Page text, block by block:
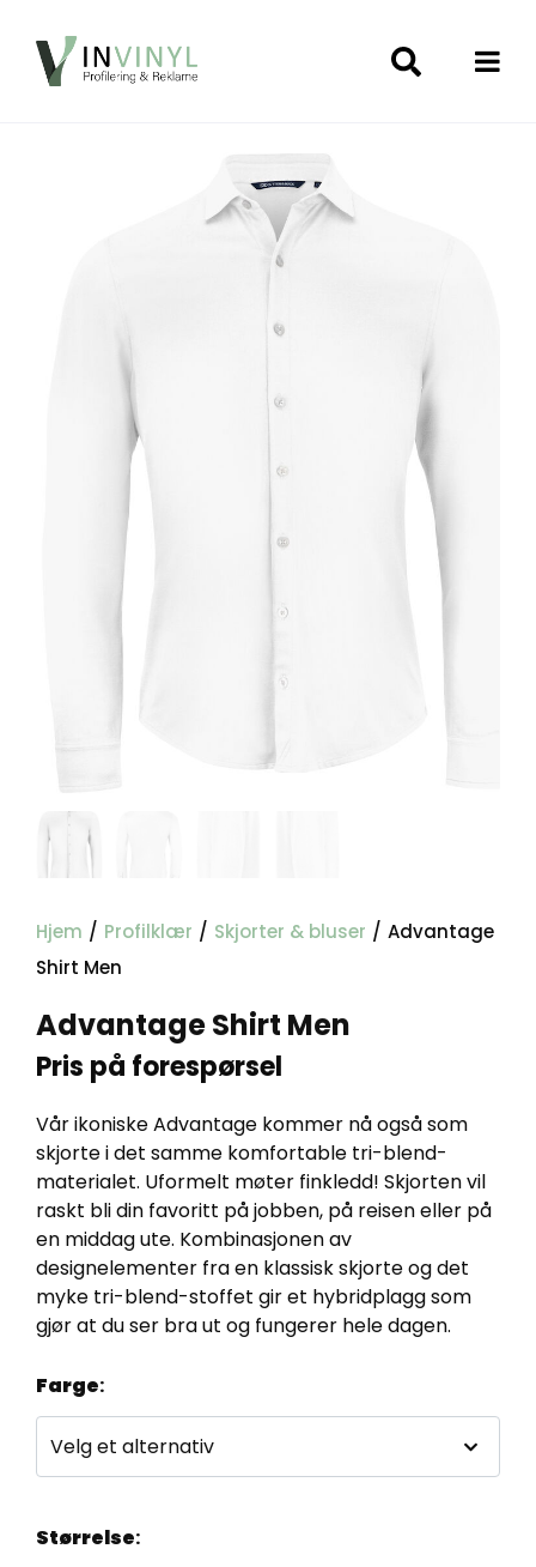
Hjem / Profilklær / Skjorter & bluser / Advantage
Shirt Men
Advantage Shirt Men
Pris på forespørsel
Vår ikoniske Advantage kommer nå også som
skjorte i det samme komfortable tri-blend-
materialet. Uformelt møter finkledd! Skjorten vil
raskt bli din favoritt på jobben, på reisen eller på
en middag ute. Kombinasjonen av
designelementer fra en klassisk skjorte og det
myke tri-blend-stoffet gir et hybridplagg som
gjør at du ser bra ut og fungerer hele dagen.
Farge:
Størrelse: